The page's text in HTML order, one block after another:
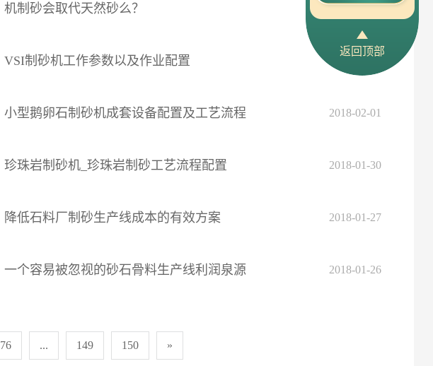
机制砂会取代天然砂么？
2018-02-03
VSI制砂机工作参数以及作业配置
2018-02-01
小型鹅卵石制砂机成套设备配置及工艺流程
2018-01-30
珍珠岩制砂机_珍珠岩制砂工艺流程配置
2018-01-27
降低石料厂制砂生产线成本的有效方案
2018-01-26
一个容易被忽视的砂石骨料生产线利润泉源
76 ... 149 150 »
返回顶部